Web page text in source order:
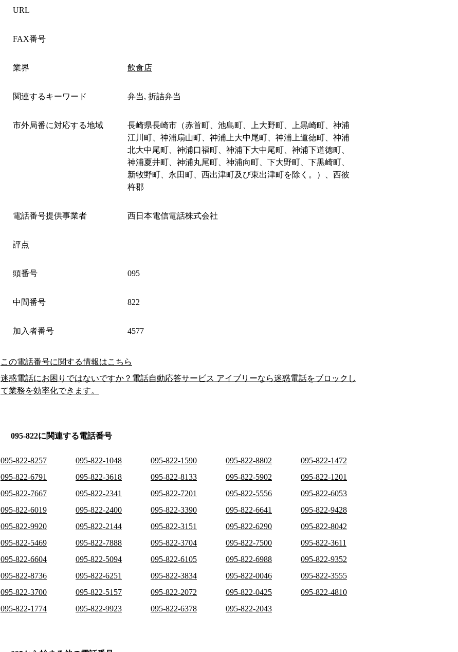
URL
FAX番号
業界 飲食店
関連するキーワード 弁当, 折詰弁当
市外局番に対応する地域
長崎県長崎市（赤首町、池島町、上大野町、上黒崎町、神浦
江川町、神浦扇山町、神浦上大中尾町、神浦上道徳町、神浦
北大中尾町、神浦口福町、神浦下大中尾町、神浦下道徳町、
神浦夏井町、神浦丸尾町、神浦向町、下大野町、下黒崎町、
新牧野町、永田町、西出津町及び東出津町を除く。）、西彼
杵郡
電話番号提供事業者 西日本電信電話株式会社
評点
頭番号 095
中間番号 822
加入者番号 4577
この電話番号に関する情報はこちら
迷惑電話にお困りではないですか？電話自動応答サービス アイブリーなら迷惑電話をブロックし
て業務を効率化できます。
095-822に関連する電話番号
095-822-8257 095-822-1048 095-822-1590 095-822-8802
095-822-1472
095-822-6791
095-822-3618 095-822-8133 095-822-5902
095-822-1201
095-822-7667
095-822-2341 095-822-7201 095-822-5556
095-822-6053
095-822-6019
095-822-2400 095-822-3390 095-822-6641
095-822-9428
095-822-9920
095-822-2144 095-822-3151 095-822-6290
095-822-8042
095-822-5469
095-822-7888 095-822-3704 095-822-7500
095-822-3611
095-822-6604
095-822-5094 095-822-6105 095-822-6988
095-822-9352
095-822-8736
095-822-6251 095-822-3834 095-822-0046
095-822-3555
095-822-3700
095-822-5157 095-822-2072 095-822-0425
095-822-4810
095-822-1774
095-822-9923 095-822-6378 095-822-2043